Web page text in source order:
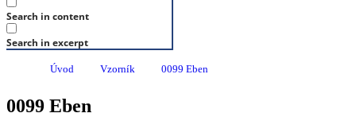
Search in content
Search in excerpt
Úvod Vzorník 0099 Eben
0099 Eben